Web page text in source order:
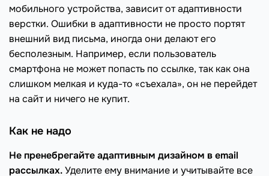
мобильного устройства, зависит от адаптивности
верстки. Ошибки в адаптивности не просто портят
внешний вид письма, иногда они делают его
бесполезным. Например, если пользователь
смартфона не может попасть по ссылке, так как она
слишком мелкая и куда-то «съехала», он не перейдет
на сайт и ничего не купит.
Как не надо
Не пренебрегайте адаптивным дизайном в email
рассылках.Уделите ему внимание и учитывайте все